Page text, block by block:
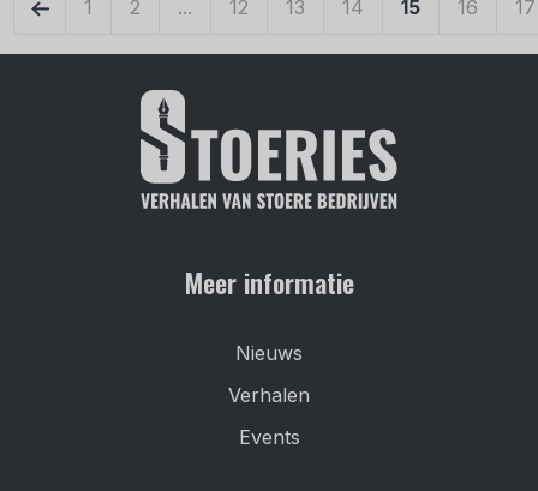
← 1 2 ... 12 13 14 15 16 17
Meer informatie
Nieuws
Verhalen
Events